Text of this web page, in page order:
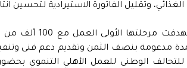
الغذائي، وتقليل الفاتورة الاستيرادية لتحسين
للتحالف الوطنى للعمل الأهلي التنموي